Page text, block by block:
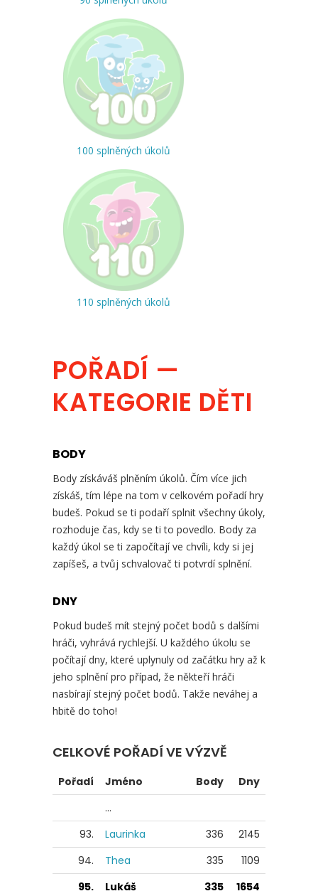
100 splněných úkolů
110 splněných úkolů
POŘADÍ —
KATEGORIE DĚTI
BODY
Body získáváš plněním úkolů. Čím více jich
získáš, tím lépe na tom v celkovém pořadí hry
budeš. Pokud se ti podaří splnit všechny úkoly,
rozhoduje čas, kdy se ti to povedlo. Body za
každý úkol se ti započítají ve chvíli, kdy si jej
zapíšeš, a tvůj schvalovač ti potvrdí splnění.
DNY
Pokud budeš mít stejný počet bodů s dalšími
hráči, vyhrává rychlejší. U každého úkolu se
počítají dny, které uplynuly od začátku hry až k
jeho splnění pro případ, že někteří hráči
nasbírají stejný počet bodů. Takže neváhej a
hbitě do toho!
CELKOVÉ POŘADÍ VE VÝZVĚ
Pořadí Jméno Body
Dny
...
93.
Laurinka 336
2145
94.
Thea 335
1109
95.
Lukáš 335 1654